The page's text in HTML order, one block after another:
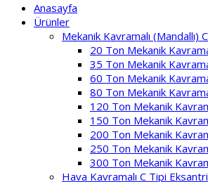
Anasayfa
Ürünler
Mekanik Kavramalı
20 Ton Mekanik
35 Ton Mekanik
60 Ton Mekanik
80 Ton Mekanik
120 Ton Mekanik
150 Ton Mekanik
200 Ton Mekanik
250 Ton Mekanik
300 Ton Mekanik
Hava Kavramalı C Tipi